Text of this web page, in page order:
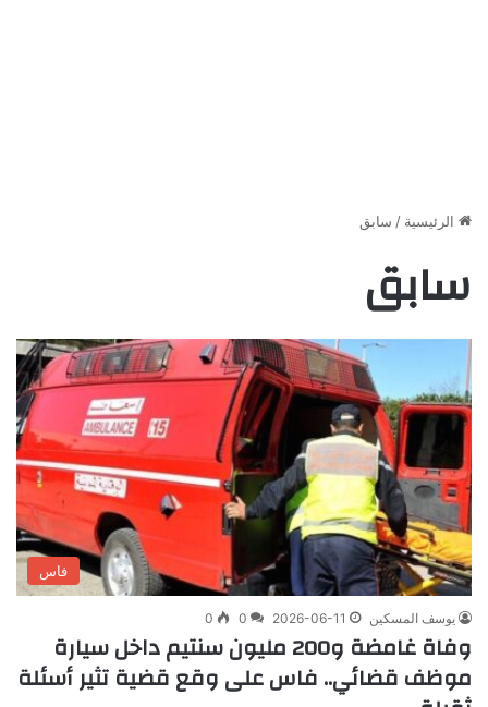
الرئيسية / سابق
سابق
فاس
يوسف المسكين 2026-06-11
0
0
وفاة غامضة و200 مليون سنتيم داخل سيارة
موظف قضائي.. فاس على وقع قضية تثير أسئلة